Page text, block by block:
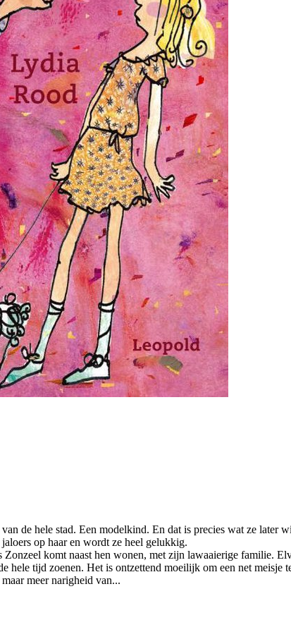
de hele stad. Een modelkind. En dat is precies wat ze
op haar en wordt ze heel gelukkig.
Zonzeel komt naast hen wonen, met zijn lawaaierige familie.
hele tijd zoenen. Het is ontzettend moeilijk om een net
meer narigheid van...